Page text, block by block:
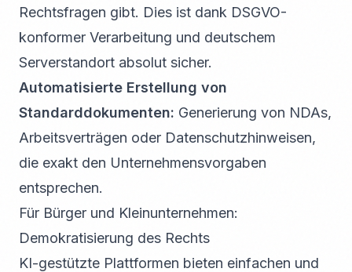
Rechtsfragen gibt. Dies ist dank DSGVO-
konformer Verarbeitung und deutschem
Serverstandort absolut sicher.
Automatisierte Erstellung von
Standarddokumenten: Generierung von NDAs,
Arbeitsverträgen oder Datenschutzhinweisen,
die exakt den Unternehmensvorgaben
entsprechen.
Für Bürger und Kleinunternehmen:
Demokratisierung des Rechts
KI-gestützte Plattformen bieten einfachen und